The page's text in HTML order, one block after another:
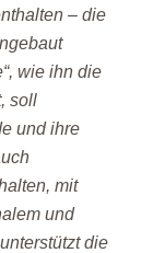
– die
wie ihn die
soll
und ihre
mit
und
die